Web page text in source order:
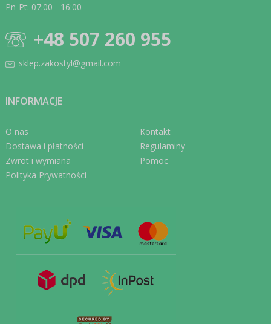
Pn-Pt: 07:00 - 16:00
+48 507 260 955
sklep.zakostyl@gmail.com
INFORMACJE
O nas
Dostawa i płatności
Zwrot i wymiana
Polityka Prywatności
Kontakt
Regulaminy
Pomoc